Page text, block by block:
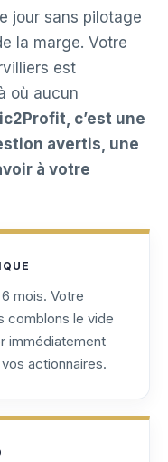
jour sans pilotage
la marge. Votre
est
où aucun
c’est une
avertis, une
à votre
mois. Votre
comblons le vide
immédiatement
actionnaires.